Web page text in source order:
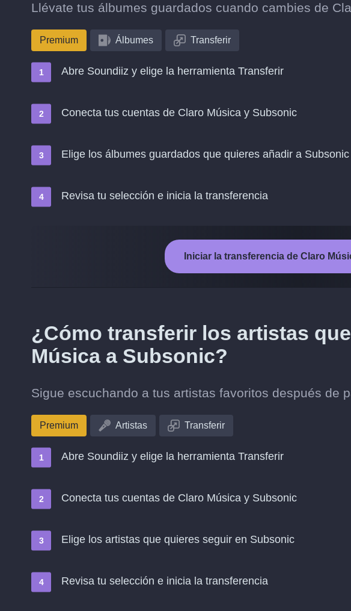
Llévate tus álbumes guardados cuando cambies de
Premium Álbumes Transferir
Abre Soundiiz y elige la herramienta Transferir
Conecta tus cuentas de Claro Música y Subsonic
Elige los álbumes guardados que quieres añadir a Subsonic
Revisa tu selección e inicia la transferencia
Iniciar la transferencia de Claro
¿Cómo transferir los artistas
Música a Subsonic?
Sigue escuchando a tus artistas favoritos después de
Premium Artistas Transferir
Abre Soundiiz y elige la herramienta Transferir
Conecta tus cuentas de Claro Música y Subsonic
Elige los artistas que quieres seguir en Subsonic
Revisa tu selección e inicia la transferencia